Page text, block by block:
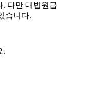
. 다만 대법원급
습니다.
.